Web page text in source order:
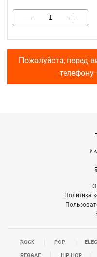
Пожалуйста, перед
телефону
О
Политика
ROCK POP
REGGAE HIP HOP